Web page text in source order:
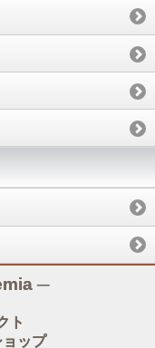
─
ト
ップ